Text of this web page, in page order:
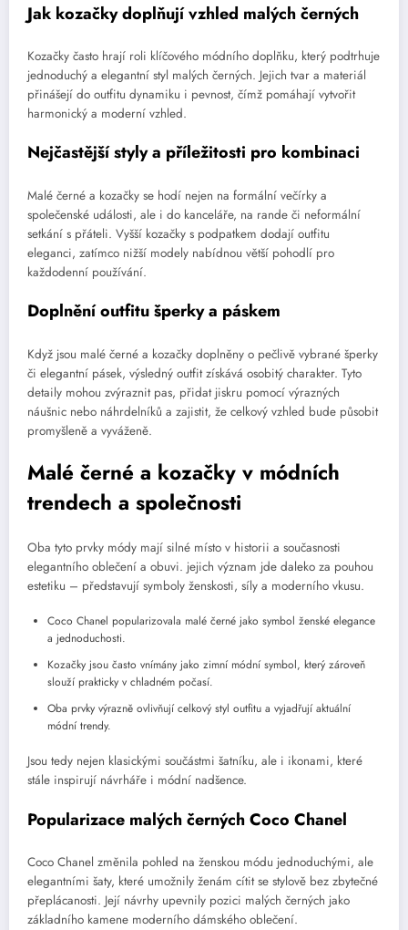
Jak kozačky doplňují vzhled malých černých
Kozačky často hrají roli klíčového módního doplňku, který podtrhuje
jednoduchý a elegantní styl malých černých. Jejich tvar a materiál
přinášejí do outfitu dynamiku i pevnost, čímž pomáhají vytvořit
harmonický a moderní vzhled.
Nejčastější styly a příležitosti pro kombinaci
Malé černé a kozačky se hodí nejen na formální večírky a
společenské události, ale i do kanceláře, na rande či neformální
setkání s přáteli. Vyšší kozačky s podpatkem dodají outfitu
eleganci, zatímco nižší modely nabídnou větší pohodlí pro
každodenní používání.
Doplnění outfitu šperky a páskem
Když jsou malé černé a kozačky doplněny o pečlivě vybrané šperky
či elegantní pásek, výsledný outfit získává osobitý charakter. Tyto
detaily mohou zvýraznit pas, přidat jiskru pomocí výrazných
náušnic nebo náhrdelníků a zajistit, že celkový vzhled bude působit
promyšleně a vyváženě.
Malé černé a kozačky v módních
trendech a společnosti
Oba tyto prvky módy mají silné místo v historii a současnosti
elegantního oblečení a obuvi. jejich význam jde daleko za pouhou
estetiku – představují symboly ženskosti, síly a moderního vkusu.
Coco Chanel popularizovala malé černé jako symbol ženské elegance
a jednoduchosti.
Kozačky jsou často vnímány jako zimní módní symbol, který zároveň
slouží prakticky v chladném počasí.
Oba prvky výrazně ovlivňují celkový styl outfitu a vyjadřují aktuální
módní trendy.
Jsou tedy nejen klasickými součástmi šatníku, ale i ikonami, které
stále inspirují návrháře i módní nadšence.
Popularizace malých černých Coco Chanel
Coco Chanel změnila pohled na ženskou módu jednoduchými, ale
elegantními šaty, které umožnily ženám cítit se stylově bez zbytečné
přeplácanosti. Její návrhy upevnily pozici malých černých jako
základního kamene moderního dámského oblečení.